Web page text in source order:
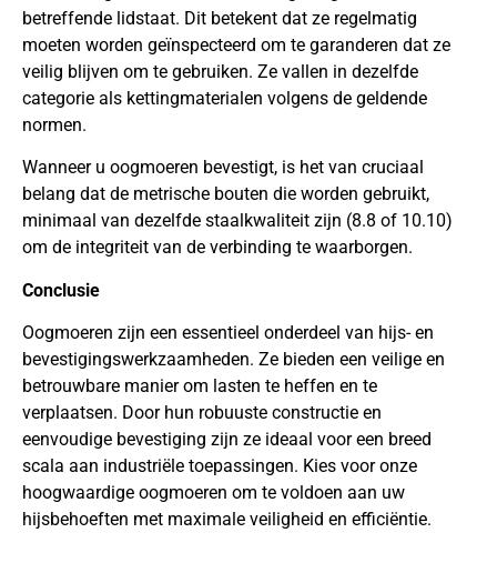
betreffende lidstaat. Dit betekent dat ze regelmatig
moeten worden geïnspecteerd om te garanderen dat ze
veilig blijven om te gebruiken. Ze vallen in dezelfde
categorie als kettingmaterialen volgens de geldende
normen.
Wanneer u oogmoeren bevestigt, is het van cruciaal
belang dat de metrische bouten die worden gebruikt,
minimaal van dezelfde staalkwaliteit zijn (8.8 of 10.10)
om de integriteit van de verbinding te waarborgen.
Conclusie
Oogmoeren zijn een essentieel onderdeel van hijs- en
bevestigingswerkzaamheden. Ze bieden een veilige en
betrouwbare manier om lasten te heffen en te
verplaatsen. Door hun robuuste constructie en
eenvoudige bevestiging zijn ze ideaal voor een breed
scala aan industriële toepassingen. Kies voor onze
hoogwaardige oogmoeren om te voldoen aan uw
hijsbehoeften met maximale veiligheid en efficiëntie.